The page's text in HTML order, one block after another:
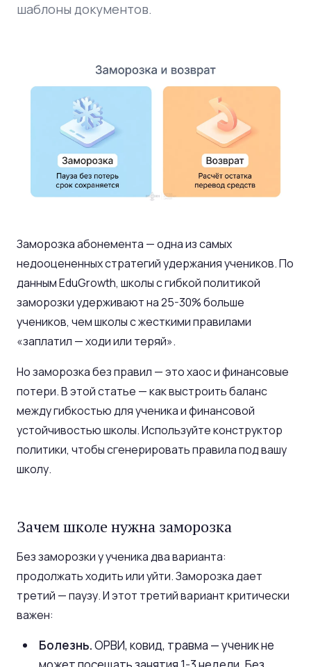
шаблоны документов.
Заморозка абонемента — одна из самых
недооцененных стратегий удержания учеников. По
данным EduGrowth, школы с гибкой политикой
заморозки удерживают на 25-30% больше
учеников, чем школы с жесткими правилами
«заплатил — ходи или теряй».
Но заморозка без правил — это хаос и финансовые
потери. В этой статье — как выстроить баланс
между гибкостью для ученика и финансовой
устойчивостью школы. Используйте конструктор
политики, чтобы сгенерировать правила под вашу
школу.
Зачем школе нужна заморозка
Без заморозки у ученика два варианта:
продолжать ходить или уйти. Заморозка дает
третий — паузу. И этот третий вариант критически
важен:
Болезнь.ОРВИ, ковид, травма — ученик не